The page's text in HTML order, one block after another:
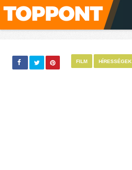
FILM HÍRESSÉGEK